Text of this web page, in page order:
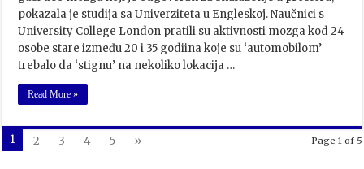
pokazala je studija sa Univerziteta u Engleskoj. Naučnici s
University College London pratili su aktivnosti mozga kod 24
osobe stare između 20 i 35 godiina koje su ‘automobilom’
trebalo da ‘stignu’ na nekoliko lokacija …
Read More »
Page 1 of 5
1 2 3 4 5 »